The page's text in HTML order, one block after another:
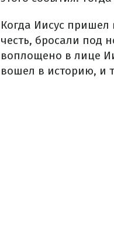
Когда Иисус пришел
честь, бросали под
воплощено в лице
вошел в историю, и